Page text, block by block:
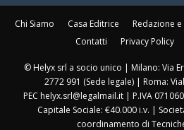
Chi Siamo Casa Editrice
Redazione
Contatti
Privacy Policy
© Helyx srl a socio unico | Milano: Via
2772 991 (Sede legale) | Roma:
PEC helyx.srl@legalmail.it | P.IVA
Capitale Sociale: €40.000 i.v. |
coordinamento di